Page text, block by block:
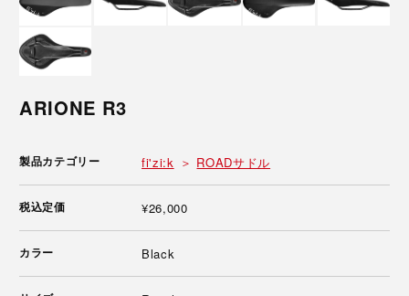
ARIONE R3
製品カテゴリー fi'zi:k ROADサドル
税込定価 ¥26,000
カラー Black